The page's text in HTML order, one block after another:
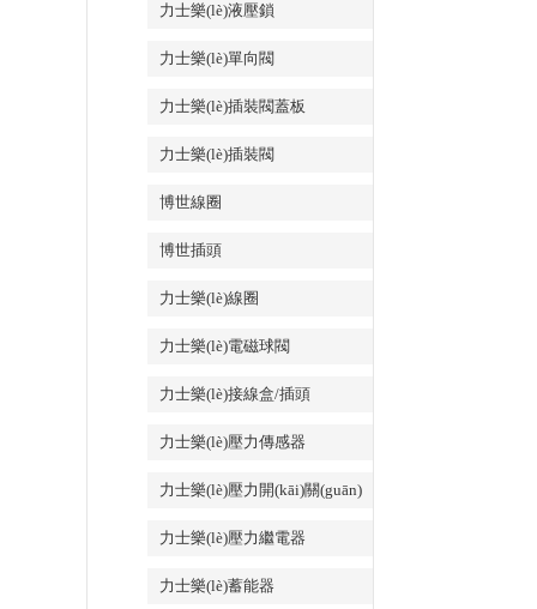
力士樂(lè)液壓鎖
力士樂(lè)單向閥
力士樂(lè)插裝閥蓋板
力士樂(lè)插裝閥
博世線圈
博世插頭
力士樂(lè)線圈
力士樂(lè)電磁球閥
力士樂(lè)接線盒/插頭
力士樂(lè)壓力傳感器
力士樂(lè)壓力開(kāi)關(guān)
力士樂(lè)壓力繼電器
力士樂(lè)蓄能器